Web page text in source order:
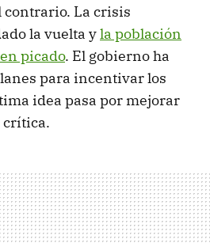
contrario. La crisis
la vuelta yla población
picado. El gobierno ha
para incentivar los
idea pasa por mejorar